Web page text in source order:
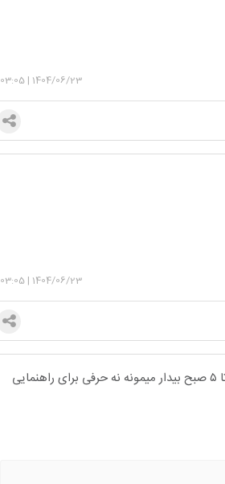
1404/06/23
|
03:05
1404/06/23
|
03:05
به عنوان کسی که خودش علیرغم ۴ ۵ ساعت خواب تو کل روز بازم تا ۵ صبح بیدار میمونه نه حرفی برای راهنمایی